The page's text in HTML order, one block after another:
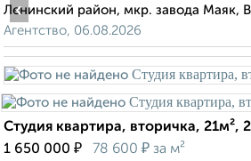
Ленинский район, мкр. завода Маяк,
Агентство, 06.08.2026
‹
Студия квартира, вторичка, 21м²,
1 650 000 ₽ 78 600 ₽ за м²